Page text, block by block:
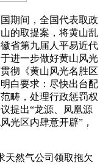
期间，全国代表取政
的取提案，将黄山乱
省第九届人平易近代
进一步做好黄山风光
彻《黄山风光名胜区
白要求：尽快出台配
畴，处理行政惩罚权
提出“龙源、凤凰源
光区内肆意开辟”，
然气公司领取拖欠